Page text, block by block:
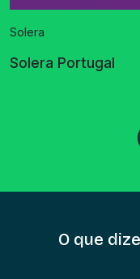
Solera
Solera Portugal
O que